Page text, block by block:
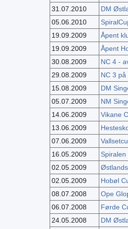
31.07.2010
DM
05.06.2010
19.09.2009
Åpent
19.09.2009
Åpent
30.08.2009
NC 4 -
29.08.2009
NC 3
15.08.2009
DM
05.07.2009
NM
14.06.2009
Vikane
13.06.2009
07.06.2009
16.05.2009
Spiralen
02.05.2009
02.05.2009
Hobøl
08.07.2008
Ope
06.07.2008
Førde
24.05.2008
DM